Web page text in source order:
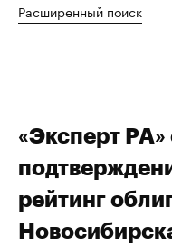
Расширенный поиск
«Эксперт РА»
рейтинг